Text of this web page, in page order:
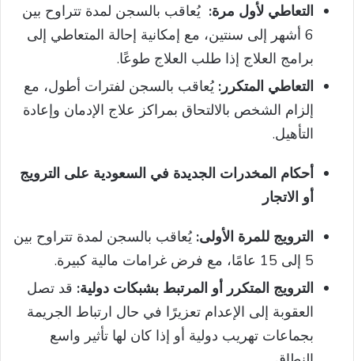
التعاطي لأول مرة: يُعاقب بالسجن لمدة تتراوح بين
6 أشهر إلى سنتين، مع إمكانية إحالة المتعاطي إلى
برامج العلاج إذا طلب العلاج طوعًا.
التعاطي المتكرر: يُعاقب بالسجن لفترات أطول، مع
إلزام الشخص بالالتحاق بمراكز علاج الإدمان وإعادة
التأهيل.
أحكام المخدرات الجديدة في السعودية على الترويج
أو الاتجار
الترويج للمرة الأولى: يُعاقب بالسجن لمدة تتراوح بين
5 إلى 15 عامًا، مع فرض غرامات مالية كبيرة.
الترويج المتكرر أو المرتبط بشبكات دولية: قد تصل
العقوبة إلى الإعدام تعزيرًا في حال ارتباط الجريمة
بجماعات تهريب دولية أو إذا كان لها تأثير واسع